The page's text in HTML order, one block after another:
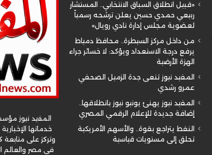
«قبيل انطلاق السباق الانتخابي.. المستشار
ربيعي حمدي حسين يعلن ترشحه رسمياً
لعضوية مجلس إدارة نادي رويال»
من داخل مركز السيطرة.. محافظ دمياط
يرفع درجة الاستعداد ويؤكد: لا خسائر جراء
الهزة الأرضية
المفيد نيوز تنعى جدة الزميل الصحفي
عمرو رشدي
المفيد نيوز يهنئ يونيو نيوز بانطلاقها..
إضافة جديدة للإعلام الرقمي المصري
النفط يتراجع بقوة.. والأسهم الأمريكية
تحلق إلى مستويات قياسية
المفيد نيوز
خدماتها
وتركز على
في مصر والعالم